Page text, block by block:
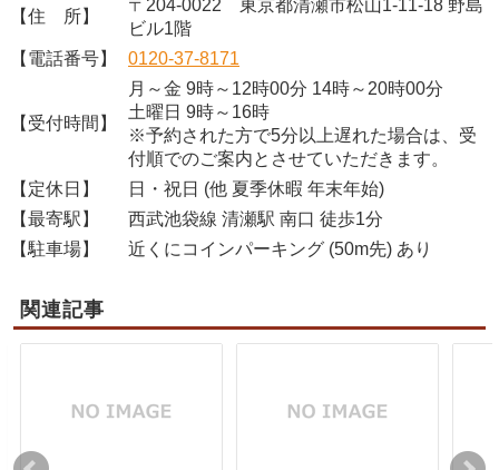
【住 所】
〒204-0022 東京都清瀬市松山1-11-18 野島
ビル1階
【電話番号】
0120-37-8171
【受付時間】
月～金 9時～12時00分 14時～20時00分
土曜日 9時～16時
※予約された方で5分以上遅れた場合は、受
付順でのご案内とさせていただきます。
【定休日】
日・祝日 (他 夏季休暇 年末年始)
【最寄駅】
西武池袋線 清瀬駅 南口 徒歩1分
【駐車場】
近くにコインパーキング (50m先) あり
関連記事